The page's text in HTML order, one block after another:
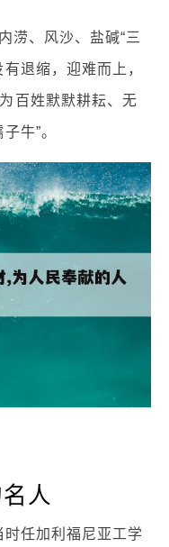
涝、风沙、盐碱“三
退缩，迎难而上，
百姓默默耕耘、无
牛”。
人
任加利福尼亚工学